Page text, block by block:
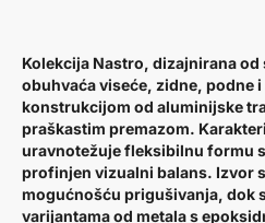
Kolekcija Nastro, dizajnirana
obuhvaća viseće, zidne, podne
konstrukcijom od aluminijske
praškastim premazom.
uravnotežuje fleksibilnu formu
profinjen vizualni balans. Izvor
mogućnošću prigušivanja, dok
varijantama od metala s